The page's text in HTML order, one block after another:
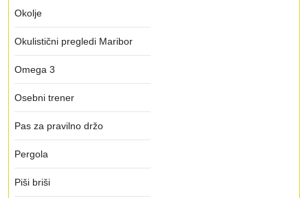
Okolje
Okulistični pregledi Maribor
Omega 3
Osebni trener
Pas za pravilno držo
Pergola
Piši briši